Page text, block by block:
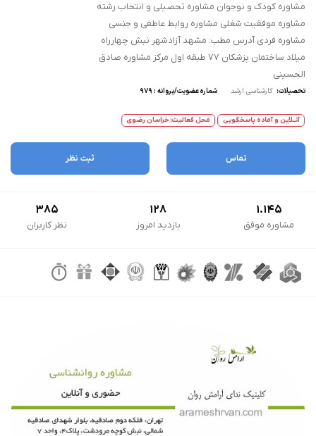
مشاوره کودک و نوجوان مشاوره تحصیلی و انتخاب رشته
مشاوره موفقیت شغلی مشاوره روابط عاطفی و جنسی
مشاوره فردی آدرس مطب: مشهد آزادشهر نبش چهارراه
میلاد ساختمان پزشکان ۷۷ طبقه اول مرکز مشاوره صادق
الحسینی
تحصیلات: کارشناسی ارشد شماره عضویت/پروانه : 979
آنــلاین و آماده پاسخگویی محل فعالیت: خراسان رضوی
تماس ثبت نظر
1.145
مشاوره موفق
128
بازدید امروز
385
نظر کاربران